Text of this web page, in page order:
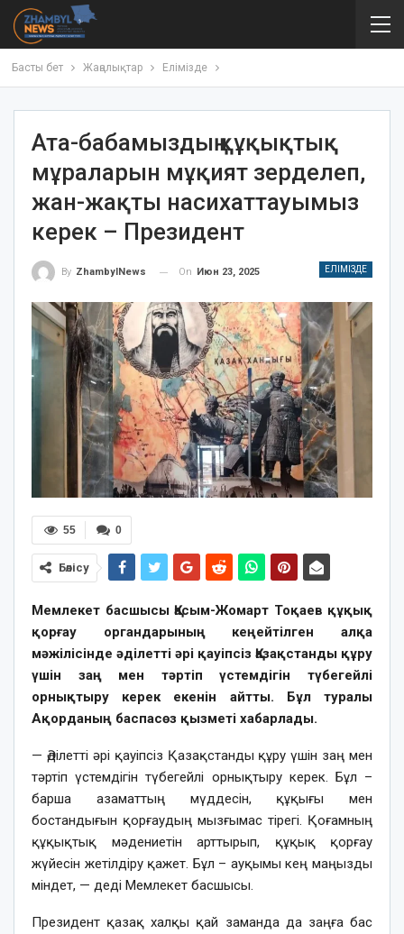
Басты бет Жаңалықтар Елімізде
Ата-бабамыздың құқықтық
мұраларын мұқият зерделеп,
жан-жақты насихаттауымыз
керек – Президент
ЕЛІМІЗДЕ
By ZhambylNews On Июн 23, 2025
0
55
Бөлісу
Мемлекет басшысы Қасым-Жомарт Тоқаев құқық
қорғау органдарының кеңейтілген алқа
мәжілісінде әділетті әрі қауіпсіз Қазақстанды құру
үшін заң мен тәртіп үстемдігін түбегейлі
орнықтыру керек екенін айтты. Бұл туралы
Ақорданың баспасөз қызметі хабарлады.
— Әділетті әрі қауіпсіз Қазақстанды құру үшін заң мен
тәртіп үстемдігін түбегейлі орнықтыру керек. Бұл –
барша азаматтың мүддесін, құқығы мен
бостандығын қорғаудың мызғымас тірегі. Қоғамның
құқықтық мәдениетін арттырып, құқық қорғау
жүйесін жетілдіру қажет. Бұл – ауқымы кең маңызды
міндет, — деді Мемлекет басшысы.
Президент қазақ халқы қай заманда да заңға бас